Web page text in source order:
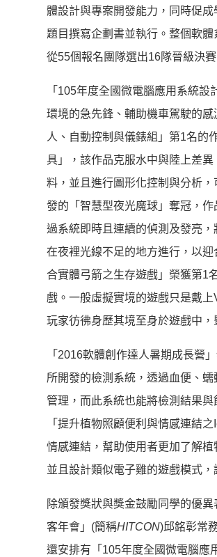
體設計與專案開發能力，同時促
題目撰寫企劃書並執行。整個軟
從55個報名團隊選出16隊晉級決
「105年度全國微電腦應用系統
環境的急先鋒、輔助機車駕駛的
人、自動控制與儀錶組」第1名的
具」，該作品克服水中與陸上差
料，並且進行圖形化控制與分析
發的「智慧型夜光魔球」奪冠，
過系統即時且連續的偵測及發亮
在夜裡光線不足的地方進行，以
合實體弓箭之生存遊戲」榮獲第1
戲。一般虛擬實境的遊戲只是戴
玩家彷彿身歷其境至身於遊戲中，
「2016軟體創作達人暑期成長營
所開發的檢測系統，透過血便、
管理，而此系統也能將檢測結果
「提升植物照顧便利與情感連結
情感連結，幫助使用者更加了解
並且設計類似電子雞的遊戲模式
除頒發獎狀與獎金鼓勵同學的優
客年會」(簡稱HITCON)邱銘彰常
還安排有「105年度全國微電腦應